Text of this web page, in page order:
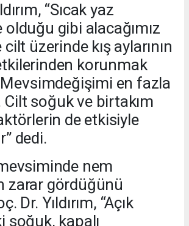
“Sıcak yaz
gibi alacağımız
üzerinde kış aylarının
korunmak
en fazla
Cilt soğuk ve birtakım
de etkisiyle
dedi.
nem
zarar gördüğünü
Dr. Yıldırım, “Açık
soğuk, kapalı